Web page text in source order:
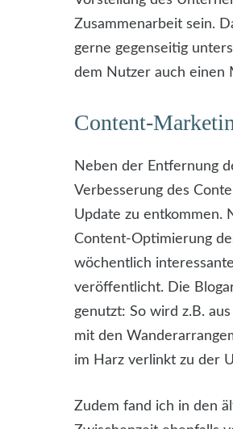
Zusammenarbeit sein.
gerne gegenseitig
dem Nutzer auch einen
Content-
Neben der Entfernung
Verbesserung des
Update zu entkommen.
Content-Optimierung
wöchentlich
veröffentlicht. Die
genutzt: So wird z.B.
mit den
im Harz verlinkt zu der
Zudem fand ich in den